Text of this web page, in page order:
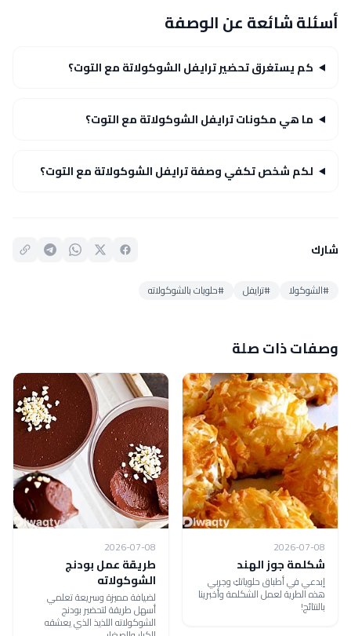
أسئلة شائعة عن الوصفة
كم يستغرق تحضير ترايفل الشوكولاتة مع التوت؟
ما هي مكونات ترايفل الشوكولاتة مع التوت؟
لكم شخص تكفي وصفة ترايفل الشوكولاتة مع التوت؟
شارك
#الشوكولا #ترايفل #حلويات بالشوكولاته
وصفات ذات صلة
2026-07-08
شكلمة جوز الهند
إبدعي في أطباق حلوياتكِ وجربي
هذه الطرية لعمل الشكلمة وأخبرينا
بالنتائج!
2026-07-08
طريقة عمل بودنج
الشوكولاته
لضيافة مميزة وسريعة تعلمي
أسهل طريقة لتحضير بودنج
الشوكولاته اللذيذ الذي يعشقه